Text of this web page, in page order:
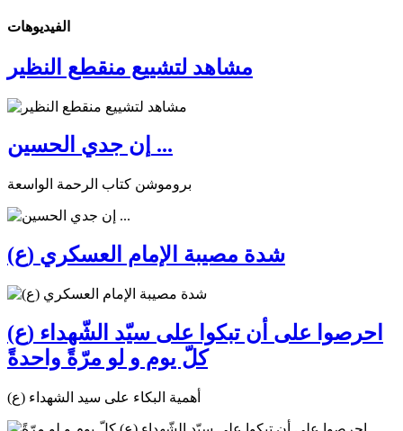
الفیدیوهات
مشاهد لتشييع منقطع النظير
إن جدي الحسين ...
بروموشن كتاب الرحمة الواسعة
شدة مصيبة الإمام العسكري (ع)
احرصوا على أن تبكوا على سيّد الشّهداء (ع)
كلّ يوم و لو مرّةً واحدةً
أهمية البكاء على سيد الشهداء (ع)